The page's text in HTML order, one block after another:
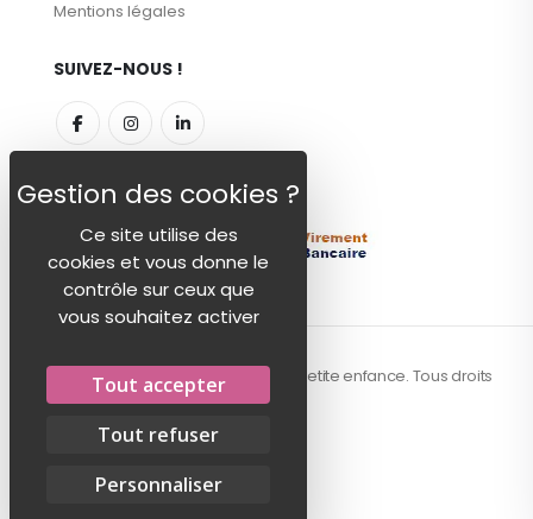
Mentions légales
SUIVEZ-NOUS !
MODES DE PAIEMENT
© 2026 - Centex, la référence textile petite enfance. Tous droits
Ce site utilise des
cookies et vous donne le
contrôle sur ceux que
vous souhaitez activer
Tout accepter
Tout refuser
Personnaliser